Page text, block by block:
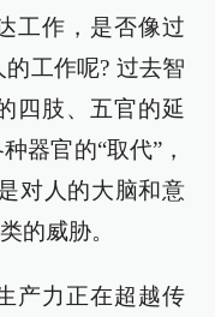
工作，是否像过
工作呢? 过去智
四肢、五官的延
器官的“取代”，
对人的大脑和意
的威胁。
产力正在超越传